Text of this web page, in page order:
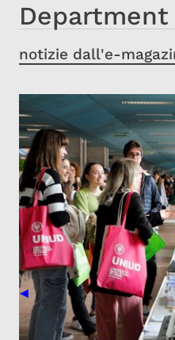
Previous Slide
◀
Department
notizie dall'e-